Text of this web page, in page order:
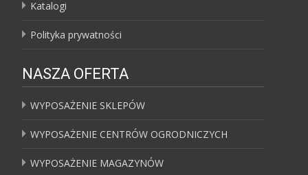
Katalogi
Polityka prywatności
NASZA OFERTA
WYPOSAŻENIE SKLEPÓW
WYPOSAŻENIE CENTRÓW OGRODNICZYCH
WYPOSAŻENIE MAGAZYNÓW